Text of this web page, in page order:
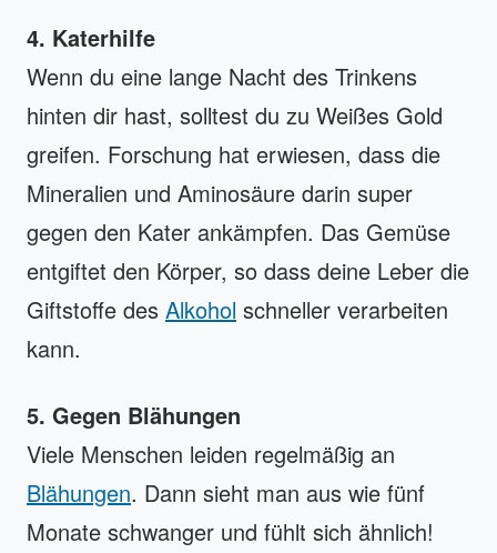
4. Katerhilfe
Wenn du eine lange Nacht des Trinkens
hinten dir hast, solltest du zu Weißes Gold
greifen. Forschung hat erwiesen, dass die
Mineralien und Aminosäure darin super
gegen den Kater ankämpfen. Das Gemüse
entgiftet den Körper, so dass deine Leber die
Giftstoffe des Alkohol schneller verarbeiten
kann.
5. Gegen Blähungen
Viele Menschen leiden regelmäßig an
Blähungen. Dann sieht man aus wie fünf
Monate schwanger und fühlt sich ähnlich!